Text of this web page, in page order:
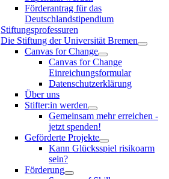
Förderantrag für das
Deutschlandstipendium
Stiftungsprofessuren
Die Stiftung der Universität Bremen
Canvas for Change
Canvas for Change
Einreichungsformular
Datenschutzerklärung
Über uns
Stifter:in werden
Gemeinsam mehr erreichen -
jetzt spenden!
Geförderte Projekte
Kann Glücksspiel risikoarm
sein?
Förderung